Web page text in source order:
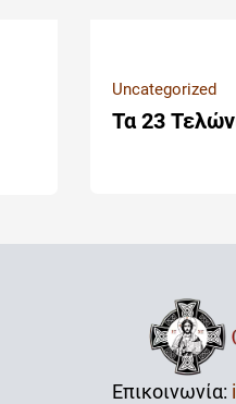
Uncategorized
Τα 23
Επικοινωνία: